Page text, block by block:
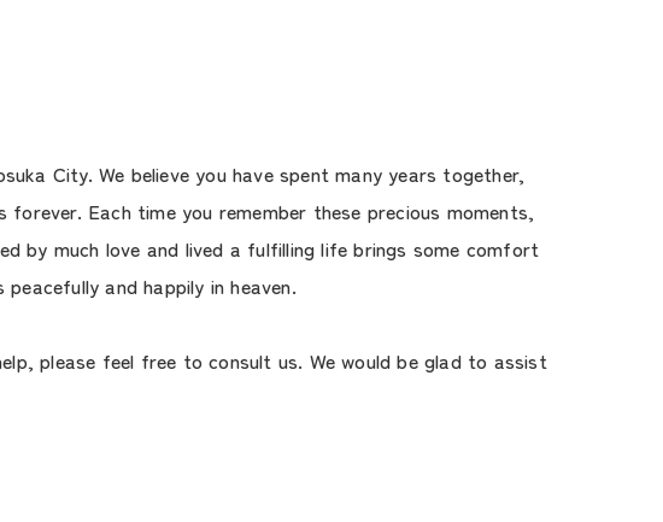
City. We believe you have spent many years together,
Each time you remember these precious moments,
by much love and lived a fulfilling life brings some comfort
and happily in heaven.
please feel free to consult us. We would be glad to assist